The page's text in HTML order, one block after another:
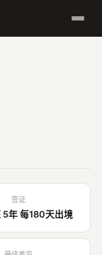
签证
5年 每180天出境